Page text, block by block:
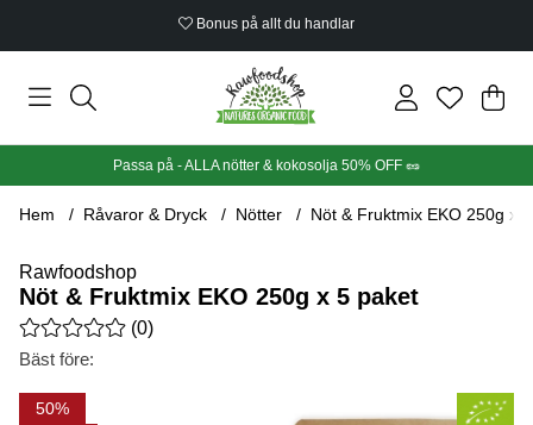
Bonus på allt du handlar
Din
.
Passa på - ALLA nötter & kokosolja 50% OFF 🥜
Hem Råvaror & Dryck Nötter Nöt & Fruktmix EKO 250g x
Rawfoodshop
Nöt & Fruktmix EKO 250g x 5 paket
Medelbetyg 0 av 5 Antal betyg 0
(0)
Bäst före:
50
Produktbilder Nöt & Fruktmix EKO 250g x 5 paket